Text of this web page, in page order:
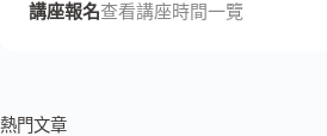
講座報名查看講座時間一覽
熱門文章